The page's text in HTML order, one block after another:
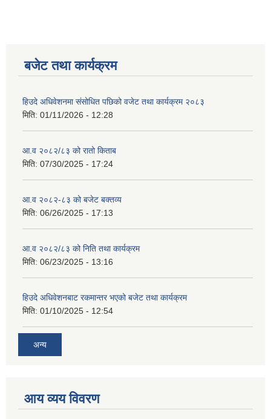
बजेट तथा कार्यक्रम
हिउदे अधिवेशनमा संसोधित पछिको वजेट तथा कार्यक्रम २०८३
मिति: 01/11/2026 - 12:28
आ.व २०८२/८३ को रातो किताब
मिति: 07/30/2025 - 17:24
आ.व २०८२-८३ को बजेट बक्तव्य
मिति: 06/26/2025 - 17:13
आ.व २०८२/८३ को निति तथा कार्यक्रम
मिति: 06/23/2025 - 13:16
हिउदे अधिवेशनबाट रकमान्तर भएको बजेट तथा कार्यक्रम
मिति: 01/10/2025 - 12:54
अन्य
आय व्यय विवरण